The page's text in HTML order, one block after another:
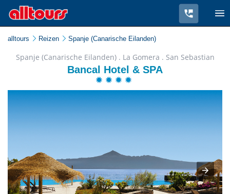
alltours Reizen Spanje (Canarische Eilanden)
Spanje (Canarische Eilanden) . La Gomera . San Sebastian
Bancal Hotel & SPA